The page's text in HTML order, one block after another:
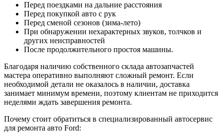
Перед поездками на дальние расстояния
Перед покупкой авто с рук
Перед сменой сезонов (зима-лето)
При обнаружении нехарактерных звуков, толчков и
других неисправностей
После продолжительного простоя машины.
Благодаря наличию собственного склада автозапчастей
мастера оперативно выполняют сложный ремонт. Если
необходимой детали не оказалось в наличии, доставка
занимает минимум времени, поэтому клиентам не приходится
неделями ждать завершения ремонта.
Почему стоит обратиться в специализированный автосервис
для ремонта авто Ford: